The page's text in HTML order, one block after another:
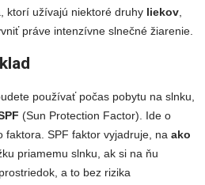
ktorí užívajú niektoré druhy liekov
práve intenzívne slnečné žiarenie.
používať počas pobytu na slnku,
(Sun Protection Factor). Ide o
faktora. SPF faktor vyjadruje, na ako
priamemu slnku, ak si na ňu
a to bez rizika